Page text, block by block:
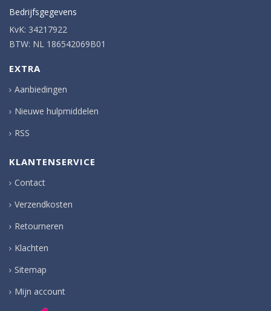
Bedrijfsgegevens
KvK: 34217922
BTW: NL 186542069B01
EXTRA
Aanbiedingen
Nieuwe hulpmiddelen
RSS
KLANTENSERVICE
Contact
Verzendkosten
Retourneren
Klachten
Sitemap
Mijn account